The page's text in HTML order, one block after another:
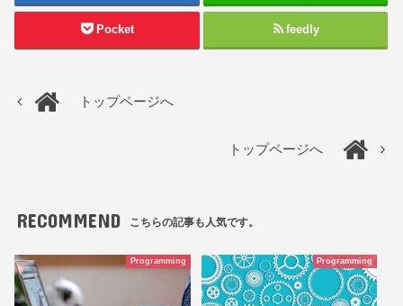
Pocket feedly
トップページへ
トップページへ
RECOMMEND こちらの記事も人気です。
Programming Programming